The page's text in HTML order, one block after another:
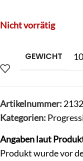
Nicht vorrätig
GEWICHT
Artikelnummer:
Kategorien:
Angaben laut
Produkt wurde vor